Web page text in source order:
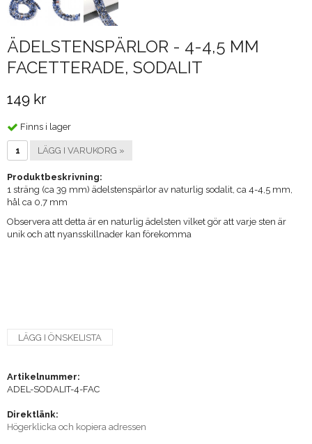
ÄDELSTENSPÄRLOR - 4-4,5 MM
FACETTERADE, SODALIT
149 kr
Finns i lager
LÄGG I VARUKORG »
Produktbeskrivning:
1 sträng (ca 39 mm) ädelstenspärlor av naturlig sodalit, ca 4-4,5 mm,
hål ca 0,7 mm
Observera att detta är en naturlig ädelsten vilket gör att varje sten är
unik och att nyansskillnader kan förekomma
LÄGG I ÖNSKELISTA
Artikelnummer:
ADEL-SODALIT-4-FAC
Direktlänk:
Högerklicka och kopiera adressen